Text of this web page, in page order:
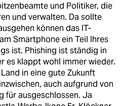
und Politiker, die
und verwalten. Da sollte
können das IT-
Smartphone ein Teil Ihres
ist. Phishing ist ständig in
es klappt wohl immer wieder.
in eine gute Zukunft
auch aufgrund von
für ausgeschlossen. Ja